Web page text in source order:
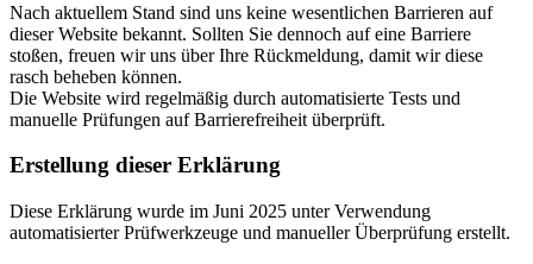
Nach aktuellem Stand sind uns keine wesentlichen Barrieren auf
dieser Website bekannt. Sollten Sie dennoch auf eine Barriere
stoßen, freuen wir uns über Ihre Rückmeldung, damit wir diese
rasch beheben können.
Die Website wird regelmäßig durch automatisierte Tests und
manuelle Prüfungen auf Barrierefreiheit überprüft.
Erstellung dieser Erklärung
Diese Erklärung wurde im Juni 2025 unter Verwendung
automatisierter Prüfwerkzeuge und manueller Überprüfung erstellt.